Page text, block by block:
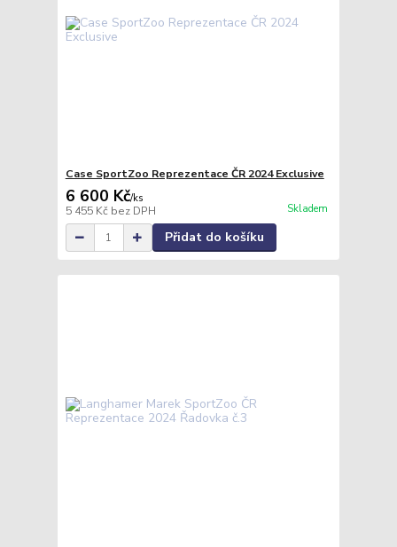
Case SportZoo Reprezentace ČR 2024 Exclusive
6 600 Kč/ks
5 455 Kč bez DPH Skladem
Přidat do košíku